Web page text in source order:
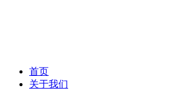
首页
关于我们